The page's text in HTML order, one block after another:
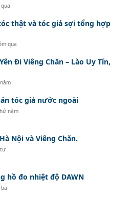
thật và tóc giả sợi tổng hợp
qua
Đi Viêng Chăn – Lào Uy Tín,
tóc giả nước ngoài
năm
Nội và Viêng Chăn.
hồ đo nhiệt độ DAWN